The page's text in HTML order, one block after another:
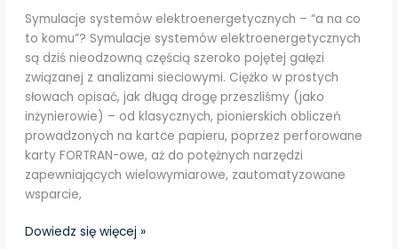
Symulacje systemów elektroenergetycznych – “a na co
to komu”? Symulacje systemów elektroenergetycznych
są dziś nieodzowną częścią szeroko pojętej gałęzi
związanej z analizami sieciowymi. Ciężko w prostych
słowach opisać, jak długą drogę przeszliśmy (jako
inżynierowie) – od klasycznych, pionierskich obliczeń
prowadzonych na kartce papieru, poprzez perforowane
karty FORTRAN-owe, aż do potężnych narzędzi
zapewniających wielowymiarowe, zautomatyzowane
wsparcie,
Dowiedz się więcej »